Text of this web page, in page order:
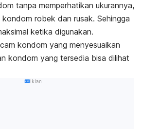
tanpa memperhatikan ukurannya,
robek dan rusak. Sehingga
ketika digunakan.
kondom yang menyesuaikan
kondom yang tersedia bisa dilihat
Iklan